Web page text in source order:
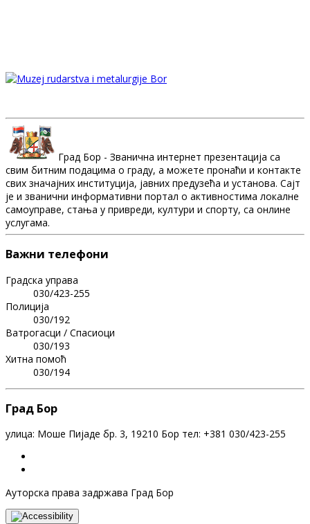
Град Бор - Званична интернет презентација са
свим битним подацима о граду, а можете пронаћи и контакте
свих значајних институција, јавних предузећа и установа. Сајт
је и званични информативни портал о активностима локалне
самоуправе, стања у привреди, култури и спорту, са онлине
услугама.
Важни телефони
Градска управа
030/423-255
Полиција
030/192
Ватрогасци / Спасиоци
030/193
Хитна помоћ
030/194
Град Бор
улица: Моше Пијаде бр. 3, 19210 Бор тел: +381 030/423-255
Ауторска права задржава Град Бор